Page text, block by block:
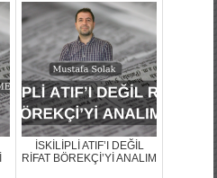
İSKİLİPLİ ATIF’I DEĞİL
RİFAT BÖREKÇİ’Yİ ANALIM